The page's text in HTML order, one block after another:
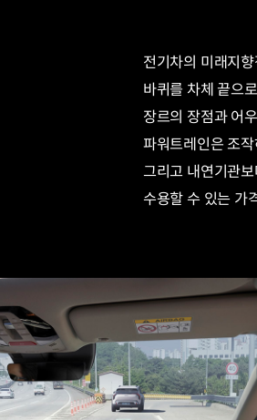
전기차의 미래지
바퀴를 차체 끝으
장르의 장점과 어
파워트레인은 조
그리고 내연기관
수용할 수 있는 가